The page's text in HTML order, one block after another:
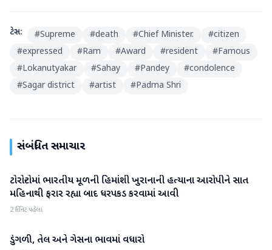
ટેગ્સ: #Supreme #death #Chief Minister. #citizen
#expressed #Ram #Award #resident #Famous
#Lokanutyakar #Sahay #Pandey #condolence
#Sagar district #artist #Padma Shri
સંબંધિત સમાચાર
રાષ્ટ્રીય
ટોરોન્ટોમાં ભારતીય મૂળની હિમાંશી ખુરાનાની હત્યાના આરોપીને સાત
મહિનાથી ફરાર રહ્યા બાદ ધરપકડ કરવામાં આવી
2 મિનિટ પહેલા
રાષ્ટ્રીય
ડુંગળી, તેલ અને ગેસના ભાવમાં વધારો